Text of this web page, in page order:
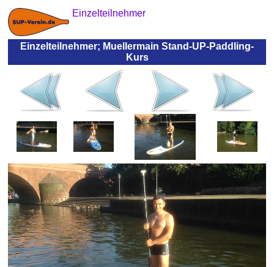
Einzelteilnehmer
Einzelteilnehmer; Muellermain Stand-UP-Paddling-
Kurs